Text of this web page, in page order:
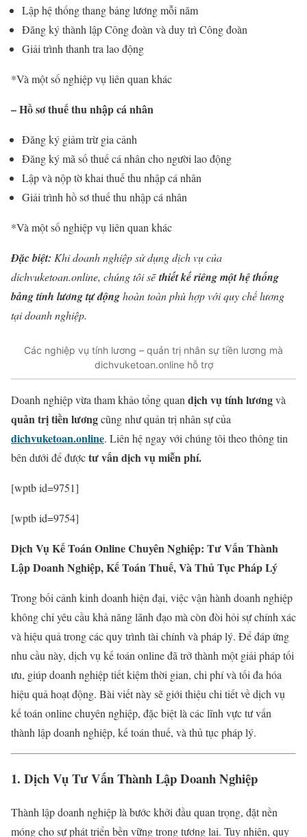
Lập hệ thống thang bảng lương mỗi năm
Đăng ký thành lập Công đoàn và duy trì Công đoàn
Giải trình thanh tra lao động
*Và một số nghiệp vụ liên quan khác
– Hồ sơ thuế thu nhập cá nhân
Đăng ký giảm trừ gia cảnh
Đăng ký mã số thuế cá nhân cho người lao động
Lập và nộp tờ khai thuế thu nhập cá nhân
Giải trình hồ sơ thuế thu nhập cá nhân
*Và một số nghiệp vụ liên quan khác
Đặc biệt: Khi doanh nghiệp sử dụng dịch vụ của
dichvuketoan.online, chúng tôi sẽthiết kế riêng một hệ thống
bảng tính lương tự độnghoàn toàn phù hợp với quy chế lương
tại doanh nghiệp.
Các nghiệp vụ tính lương – quản trị nhân sự tiền lương mà
dichvuketoan.online hỗ trợ
Doanh nghiệp vừa tham khảo tổng quandịch vụ tính lươngvà
quản trị tiền lươngcũng như quản trị nhân sự của
dichvuketoan.online. Liên hệ ngay với chúng tôi theo thông tin
bên dưới để đượctư vấn dịch vụ miễn phí.
[wptb id=9751]
[wptb id=9754]
Dịch Vụ Kế Toán Online Chuyên Nghiệp: Tư Vấn Thành
Lập Doanh Nghiệp, Kế Toán Thuế, Và Thủ Tục Pháp Lý
Trong bối cảnh kinh doanh hiện đại, việc vận hành doanh nghiệp
không chỉ yêu cầu khả năng lãnh đạo mà còn đòi hỏi sự chính xác
và hiệu quả trong các quy trình tài chính và pháp lý. Để đáp ứng
nhu cầu này, dịch vụ kế toán online đã trở thành một giải pháp tối
ưu, giúp doanh nghiệp tiết kiệm thời gian, chi phí và tối đa hóa
hiệu quả hoạt động. Bài viết này sẽ giới thiệu chi tiết về dịch vụ
kế toán online chuyên nghiệp, đặc biệt là các lĩnh vực tư vấn
thành lập doanh nghiệp, kế toán thuế, và thủ tục pháp lý.
1. Dịch Vụ Tư Vấn Thành Lập Doanh Nghiệp
Thành lập doanh nghiệp là bước khởi đầu quan trọng, đặt nền
móng cho sự phát triển bền vững trong tương lai. Tuy nhiên, quy